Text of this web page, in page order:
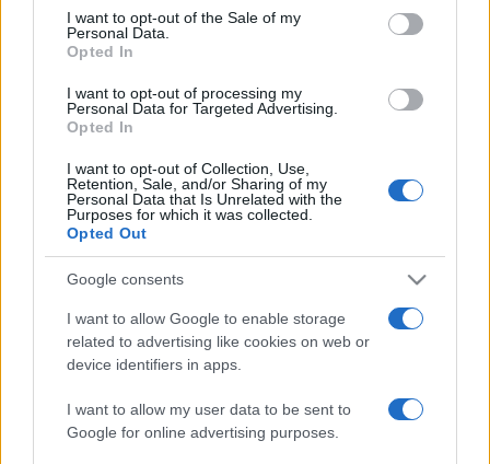
consent section.
I want to opt-out of the Sale of my
Personal Data.
Opted In
I want to opt-out of processing my
Personal Data for Targeted Advertising.
Opted In
I want to opt-out of Collection, Use,
Retention, Sale, and/or Sharing of my
Personal Data that Is Unrelated with the
Purposes for which it was collected.
Opted Out
Google consents
I want to allow Google to enable storage
related to advertising like cookies on web or
device identifiers in apps.
I want to allow my user data to be sent to
Google for online advertising purposes.
tükörírással írta, precízen kiszámított, mégis visszatetsző,
sőt szövege, amelyeket a vegyes technikájú művekbe írt,
kilyuggatott CD lemez is, amelynek párja a még figyelem
felkeltőbb másik CD, amely a Yes, No felirattal zsúfolt.
Jankovits szerint ez már a leegyszerűsített világ kettes
számrendszerévé butított elmék szimbóluma, az igen vagy
nem, mint a létezés egyetlen lehetősége. De ugyanilyen
meglepőek a Kívül és a Belül című alkotások is, ahol a
környezet adott, csak a festő által belőle kiszakított rész, a
külső illetve a belső alkot más világot, az adott egységből
kiemelt szeletét a létezésnek, a történésnek, akár a
egyidős, azonos indulással, kezdő művész két külön útját
láthatjuk. A szemlélő, átélő és groteszkségünkben is